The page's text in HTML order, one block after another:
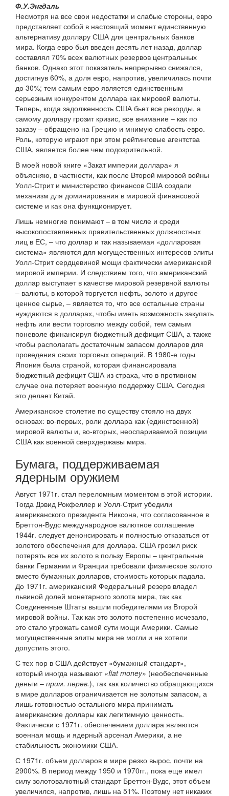
Ф.У.Энгдаль
Несмотря на все свои недостатки и слабые стороны, евро
представляет собой в настоящий момент единственную
альтернативу доллару США для центральных банков
мира. Когда евро был введен десять лет назад, доллар
составлял 70% всех валютных резервов центральных
банков. Однако этот показатель непрерывно снижался,
достигнув 60%, а доля евро, напротив, увеличилась почти
до 30%; тем самым евро является единственным
серьезным конкурентом доллара как мировой валюты.
Теперь, когда задолженность США бьет все рекорды, а
самому доллару грозит кризис, все внимание – как по
заказу – обращено на Грецию и мнимую слабость евро.
Роль, которую играют при этом рейтинговые агентства
США, является более чем подозрительной.
В моей новой книге «Закат империи доллара» я
объясняю, в частности, как после Второй мировой войны
Уолл-Стрит и министерство финансов США создали
механизм для доминирования в мировой финансовой
системе и как она функционирует.
Лишь немногие понимают – в том числе и среди
высокопоставленных правительственных должностных
лиц в ЕС, – что доллар и так называемая «долларовая
система» являются для могущественных интересов элиты
Уолл-Стрит сердцевиной мощи фактически американской
мировой империи. И следствием того, что американский
доллар выступает в качестве мировой резервной валюты
– валюты, в которой торгуется нефть, золото и другое
ценное сырье, – является то, что все остальные страны
нуждаются в долларах, чтобы иметь возможность закупать
нефть или вести торговлю между собой, тем самым
поневоле финансируя бюджетный дефицит США, а также
чтобы располагать достаточным запасом долларов для
проведения своих торговых операций. В 1980-е годы
Япония была страной, которая финансировала
бюджетный дефицит США из страха, что в противном
случае она потеряет военную поддержку США. Сегодня
это делает Китай.
Американское столетие по существу стояло на двух
основах: во-первых, роли доллара как (единственной)
мировой валюты и, во-вторых, неоспариваемой позиции
США как военной сверхдержавы мира.
Бумага, поддерживаемая
ядерным оружием
Август 1971г. стал переломным моментом в этой истории.
Тогда Дэвид Рокфеллер и Уолл-Стрит убедили
американского президента Никсона, что согласованное в
Бреттон-Вудс международное валютное соглашение
1944г. следует денонсировать и полностью отказаться от
золотого обеспечения для доллара. США грозил риск
потерять все их золото в пользу Европы – центральные
банки Германии и Франции требовали физическое золото
вместо бумажных долларов, стоимость которых падала.
До 1971г. американский Федеральный резерв владел
львиной долей монетарного золота мира, так как
Соединенные Штаты вышли победителями из Второй
мировой войны. Так как это золото постепенно исчезало,
это стало угрожать самой сути мощи Америки. Самые
могущественные элиты мира не могли и не хотели
допустить этого.
С тех пор в США действует «бумажный стандарт»,
который иногда называют «fiat money» (необеспеченные
деньги – прим. перев.), так как количество обращающихся
в мире долларов ограничивается не золотым запасом, а
лишь готовностью остального мира принимать
американские доллары как легитимную ценность.
Фактически с 1971г. обеспечением доллара являются
военная мощь и ядерный арсенал Америки, а не
стабильность экономики США.
С 1971г. объем долларов в мире резко вырос, почти на
2900%. В период между 1950 и 1970гг., пока еще имел
силу золотовалютный стандарт Бреттон-Вудс, этот объем
увеличился, напротив, лишь на 51%. Поэтому нет никаких